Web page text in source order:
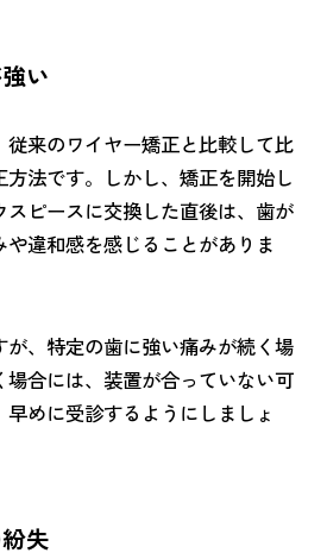
い
従来のワイヤー矯正と比較して比
法です。しかし、矯正を開始し
ピースに交換した直後は、歯が
違和感を感じることがありま
、特定の歯に強い痛みが続く場
合には、装置が合っていない可
めに受診するようにしましょ
失